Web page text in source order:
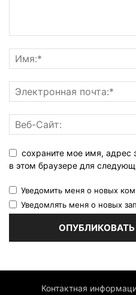
сохраните мое имя, адрес
в этом браузере для
Уведомить меня о новых
Уведомлять меня о новых
Контактная